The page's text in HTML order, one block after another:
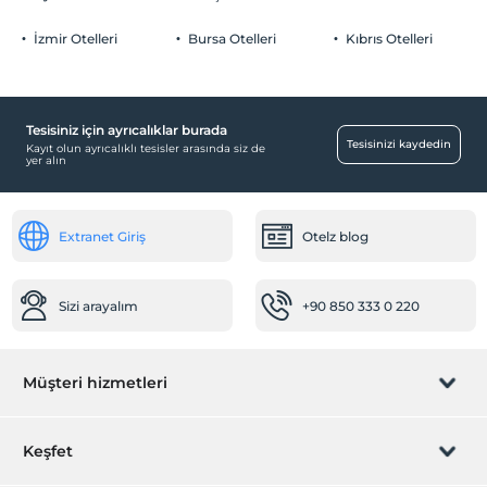
Balon
Mağazalar
Faks/fotokopi
Transfer servisi (ücretli)
Spa/sağlık merkezi
İzmir Otelleri Bursa Otelleri Kıbrıs Otelleri
Tesisiniz için ayrıcalıklar burada
Kayıt olun ayrıcalıklı tesisler arasında siz de
yer alın
Tesisinizi kaydedin
Extranet Giriş Otelz blog
Sizi arayalım +90 850 333 0 220
Müşteri hizmetleri
Rezervasyon yönet
Keşfet